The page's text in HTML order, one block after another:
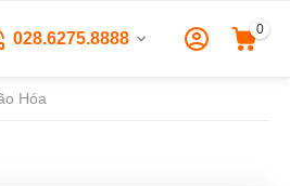
028.6275.8888 0
Hóa